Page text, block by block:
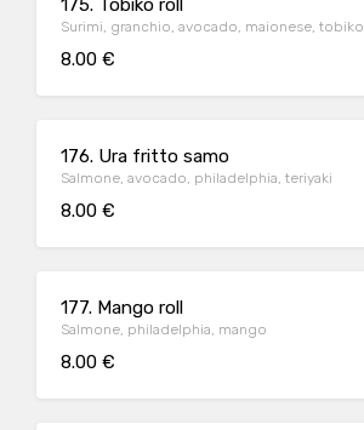
175. Tobiko roll
Surimi, granchio, avocado, maionese, tobiko
8.00 €
176. Ura fritto samo
Salmone, avocado, philadelphia, teriyaki
8.00 €
177. Mango roll
Salmone, philadelphia, mango
8.00 €